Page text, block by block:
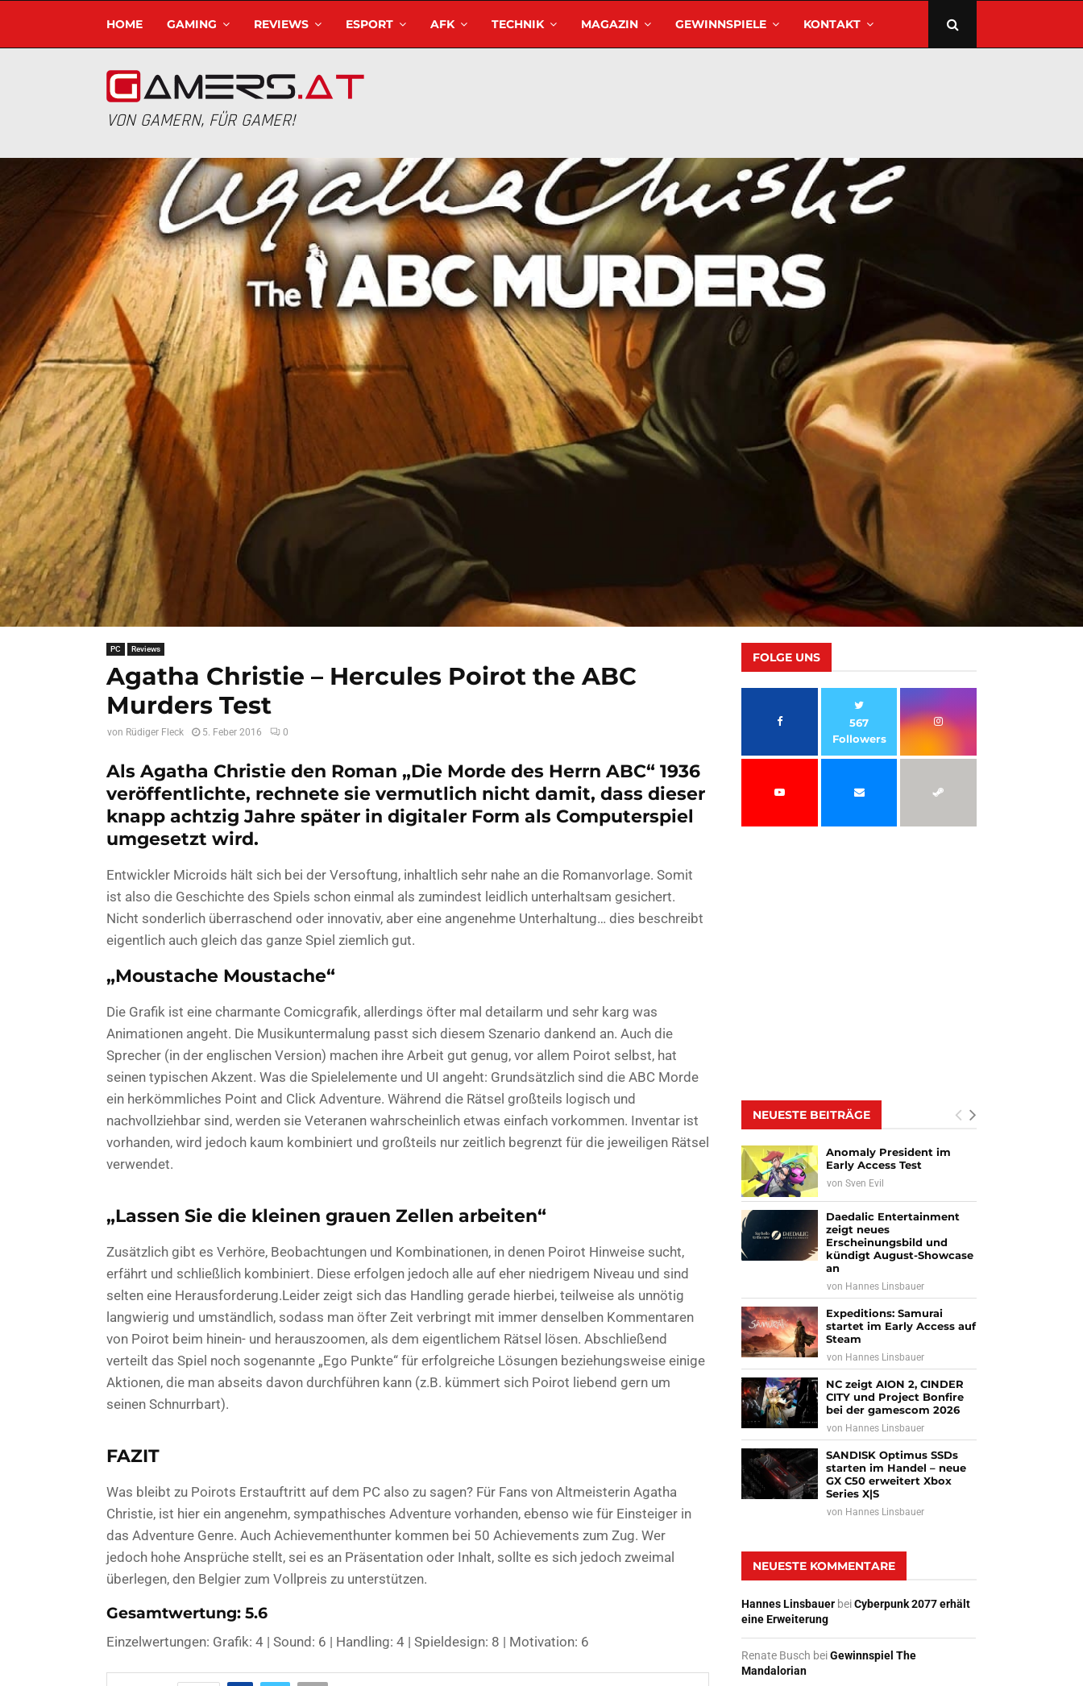
HOME GAMING REVIEWS ESPORT AFK TECHNIK MAGAZIN GEWINNSPIELE KONTAKT
VON GAMERN, FÜR GAMER!
PC Reviews
Agatha Christie – Hercules Poirot the ABC
Murders Test
von Rüdiger Fleck 5. Feber 2016 0
Als Agatha Christie den Roman „Die Morde des Herrn ABC“ 1936
veröffentlichte, rechnete sie vermutlich nicht damit, dass dieser
knapp achtzig Jahre später in digitaler Form als Computerspiel
umgesetzt wird.
Entwickler Microids hält sich bei der Versoftung, inhaltlich sehr nahe an die Romanvorlage. Somit
ist also die Geschichte des Spiels schon einmal als zumindest leidlich unterhaltsam gesichert.
Nicht sonderlich überraschend oder innovativ, aber eine angenehme Unterhaltung… dies beschreibt
eigentlich auch gleich das ganze Spiel ziemlich gut.
„Moustache Moustache“
Die Grafik ist eine charmante Comicgrafik, allerdings öfter mal detailarm und sehr karg was
Animationen angeht. Die Musikuntermalung passt sich diesem Szenario dankend an. Auch die
Sprecher (in der englischen Version) machen ihre Arbeit gut genug, vor allem Poirot selbst, hat
seinen typischen Akzent. Was die Spielelemente und UI angeht: Grundsätzlich sind die ABC Morde
ein herkömmliches Point and Click Adventure. Während die Rätsel großteils logisch und
nachvollziehbar sind, werden sie Veteranen wahrscheinlich etwas einfach vorkommen. Inventar ist
vorhanden, wird jedoch kaum kombiniert und großteils nur zeitlich begrenzt für die jeweiligen Rätsel
verwendet.
„Lassen Sie die kleinen grauen Zellen arbeiten“
Zusätzlich gibt es Verhöre, Beobachtungen und Kombinationen, in denen Poirot Hinweise sucht,
erfährt und schließlich kombiniert. Diese erfolgen jedoch alle auf eher niedrigem Niveau und sind
selten eine Herausforderung.Leider zeigt sich das Handling gerade hierbei, teilweise als unnötig
langwierig und umständlich, sodass man öfter Zeit verbringt mit immer denselben Kommentaren
von Poirot beim hinein- und herauszoomen, als dem eigentlichem Rätsel lösen. Abschließend
verteilt das Spiel noch sogenannte „Ego Punkte“ für erfolgreiche Lösungen beziehungsweise einige
Aktionen, die man abseits davon durchführen kann (z.B. kümmert sich Poirot liebend gern um
seinen Schnurrbart).
FAZIT
Was bleibt zu Poirots Erstauftritt auf dem PC also zu sagen? Für Fans von Altmeisterin Agatha
Christie, ist hier ein angenehm, sympathisches Adventure vorhanden, ebenso wie für Einsteiger in
das Adventure Genre. Auch Achievementhunter kommen bei 50 Achievements zum Zug. Wer
jedoch hohe Ansprüche stellt, sei es an Präsentation oder Inhalt, sollte es sich jedoch zweimal
überlegen, den Belgier zum Vollpreis zu unterstützen.
Gesamtwertung: 5.6
Einzelwertungen: Grafik: 4 | Sound: 6 | Handling: 4 | Spieldesign: 8 | Motivation: 6
FOLGE UNS
567
Followers
NEUESTE BEITRÄGE
Anomaly President im
Early Access Test
vonSven Evil
Daedalic Entertainment
zeigt neues
Erscheinungsbild und
kündigt August-Showcase
an
von Hannes Linsbauer
Expeditions: Samurai
startet im Early Access auf
Steam
von Hannes Linsbauer
NC zeigt AION 2, CINDER
CITY und Project Bonfire
bei der gamescom 2026
von Hannes Linsbauer
SANDISK Optimus SSDs
starten im Handel – neue
GX C50 erweitert Xbox
Series X|S
von Hannes Linsbauer
NEUESTE KOMMENTARE
Hannes Linsbauer beiCyberpunk 2077 erhält
eine Erweiterung
Renate Busch beiGewinnspiel The
Mandalorian